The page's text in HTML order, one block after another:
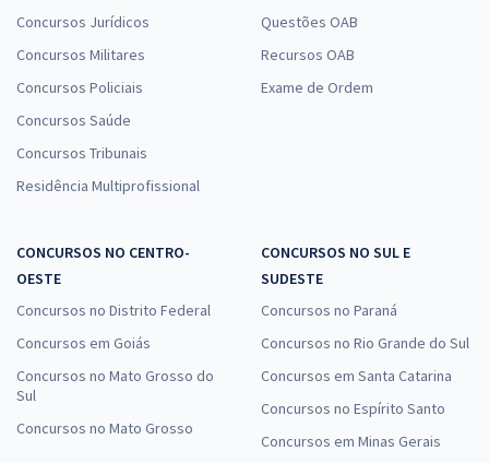
Concursos Jurídicos
Concursos Militares
Concursos Policiais
Concursos Saúde
Concursos Tribunais
Residência Multiprofissional
Questões OAB
Recursos OAB
Exame de Ordem
CONCURSOS NO CENTRO-
OESTE
Concursos no Distrito Federal
Concursos em Goiás
Concursos no Mato Grosso do
Sul
Concursos no Mato Grosso
CONCURSOS NO SUL E
SUDESTE
Concursos no Paraná
Concursos no Rio Grande do Sul
Concursos em Santa Catarina
Concursos no Espírito Santo
Concursos em Minas Gerais